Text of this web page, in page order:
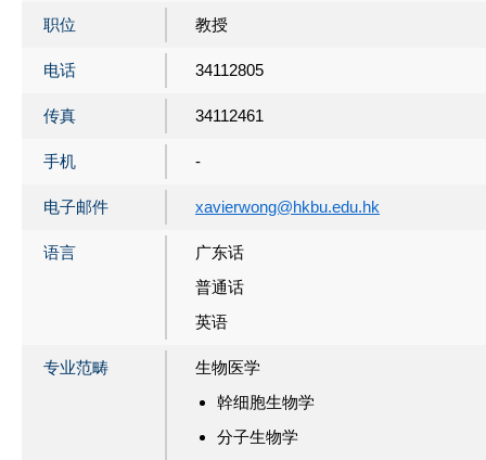
职位 教授
电话 34112805
传真 34112461
手机 -
电子邮件 xavierwong@hkbu.edu.hk
语言
广东话
普通话
英语
专业范畴
生物医学
幹细胞生物学
分子生物学